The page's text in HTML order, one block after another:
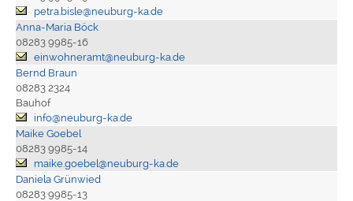
petra.bisle@neuburg-ka.de
Anna-Maria Böck
08283 9985-16
einwohneramt@neuburg-ka.de
Bernd Braun
08283 2324
Bauhof
info@neuburg-ka.de
Maike Goebel
08283 9985-14
maike.goebel@neuburg-ka.de
Daniela Grünwied
08283 9985-13